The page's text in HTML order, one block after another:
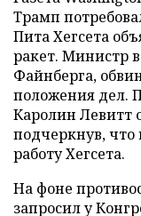
Трамп
Пита Хегсета
ракет. Министр
Файнберга,
положения дел.
Каролин Левитт
подчеркнув, что
работу Хегсета.
На фоне
запросил у